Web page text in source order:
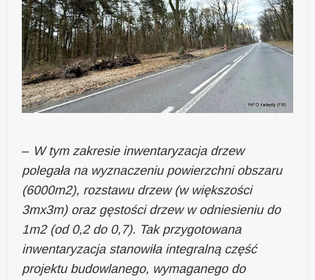
– W tym zakresie inwentaryzacja drzew
polegała na wyznaczeniu powierzchni obszaru
(6000m2), rozstawu drzew (w większości
3mx3m) oraz gęstości drzew w odniesieniu do
1m2 (od 0,2 do 0,7). Tak przygotowana
inwentaryzacja stanowiła integralną część
projektu budowlanego, wymaganego do